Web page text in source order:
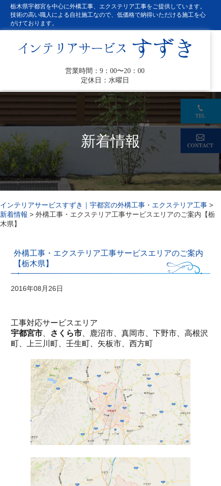
栃木県宇都宮を中心に外構工事、エクステリア工事をご提供しています。
技術の高い職人による自社施工なので、低価格で納得いただける施工を心
がけております。
営業時間：9：00〜20：00
定休日：水曜日
新着情報
インテリアサービスすずき｜宇都宮の外構工事・エクステリア工事 >
新着情報 > 外構工事・エクステリア工事サービスエリアのご案内【栃
木県】
外構工事・エクステリア工事サービスエリアのご案内
【栃木県】
2016年08月26日
工事対応サービスエリア
宇都宮市、 さくら市、鹿沼市、真岡市、下野市、高根沢
町、上三川町、壬生町、矢板市、西方町